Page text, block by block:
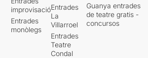
improvisació
Entrades
monòlegs
Entrades
La
Villarroel
Entrades
Teatre
Condal
Guanya entrades
de teatre gratis -
concursos